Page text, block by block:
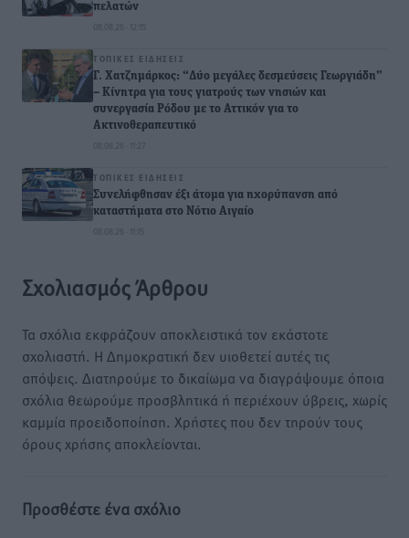
πελατών
08.08.26 · 12:15
ΤΟΠΙΚΈΣ ΕΙΔΉΣΕΙΣ
Γ. Χατζημάρκος: “Δύο μεγάλες δεσμεύσεις Γεωργιάδη”
– Κίνητρα για τους γιατρούς των νησιών και
συνεργασία Ρόδου με το Αττικόν για το
Ακτινοθεραπευτικό
08.08.26 · 11:27
ΤΟΠΙΚΈΣ ΕΙΔΉΣΕΙΣ
Συνελήφθησαν έξι άτομα για ηχορύπανση από
καταστήματα στο Νότιο Αιγαίο
08.08.26 · 11:15
Σχολιασμός Άρθρου
Τα σχόλια εκφράζουν αποκλειστικά τον εκάστοτε
σχολιαστή. Η Δημοκρατική δεν υιοθετεί αυτές τις
απόψεις. Διατηρούμε το δικαίωμα να διαγράψουμε όποια
σχόλια θεωρούμε προσβλητικά ή περιέχουν ύβρεις, χωρίς
καμμία προειδοποίηση. Χρήστες που δεν τηρούν τους
όρους χρήσης αποκλείονται.
Προσθέστε ένα σχόλιο